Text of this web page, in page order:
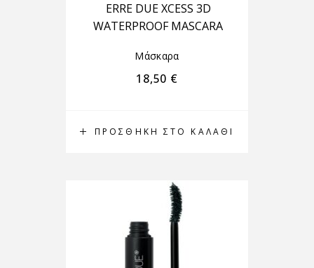
ΠΡΟΣΘΉΚΗ ΣΤΟ ΚΑΛΆΘΙ
ERRE DUE XCESS 3D
WATERPROOF MASCARA
Μάσκαρα
18,50 €